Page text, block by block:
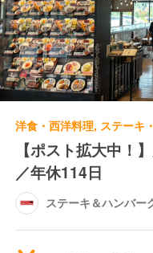
【ポスト拡大中！
／年休114日
ステーキ＆ハンバ